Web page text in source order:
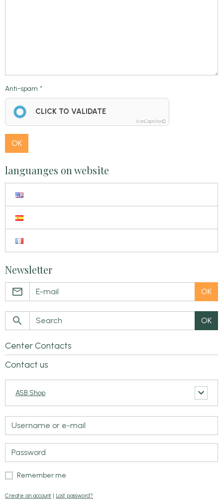
Anti-spam
CLICK TO VALIDATE
IconCaptcha ©
OK
languanges on website
Newsletter
OK
OK
Center Contacts
Contact us
ASB Shop
Remember me
Create an account | Lost password?